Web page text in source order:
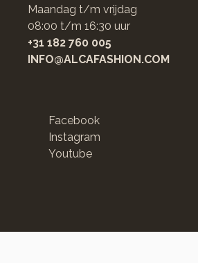
Maandag t/m vrijdag
08:00 t/m 16:30 uur
+31 182 760 005
INFO@ALCAFASHION.COM
Facebook
Instagram
Youtube